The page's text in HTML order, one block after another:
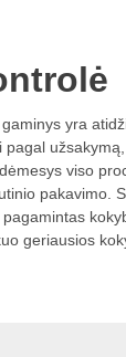
yra
viso
pakavimo.
geriausios